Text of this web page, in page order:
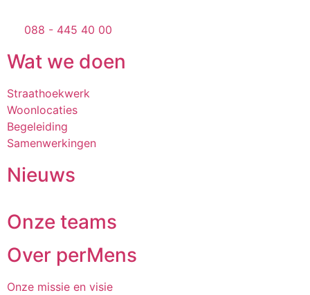
088 - 445 40 00
Wat we doen
Straathoek­werk
Woonlocaties
Begeleiding
Samen­werkingen
Nieuws
Onze teams
Over perMens
Onze missie en visie